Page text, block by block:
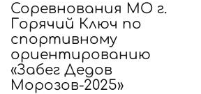
Соревнования МО г.
Горячий Ключ по
спортивному
ориентированию
«Забег Дедов
Морозов-2025»